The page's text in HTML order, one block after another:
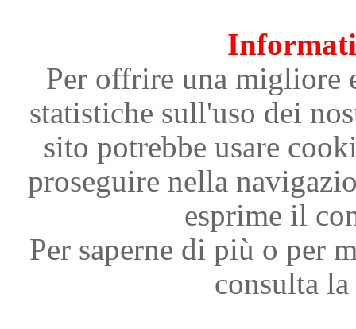
Per offrire una migliore
statistiche sull'uso dei
sito potrebbe usare
proseguire nella
esprime il
Per saperne di più o per
consulta